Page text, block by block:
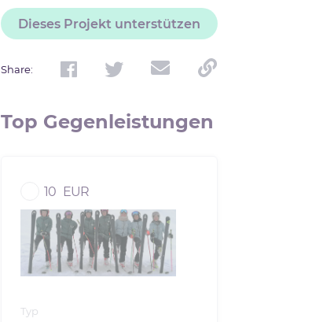
Dieses Projekt unterstützen
Share:
Top Gegenleistungen
10 EUR
Typ